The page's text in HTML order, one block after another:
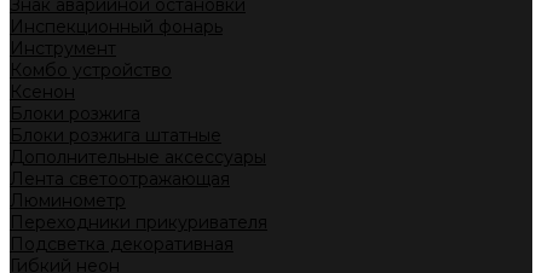
Знак аварийной остановки
Инспекционный фонарь
Инструмент
Комбо устройство
Ксенон
Блоки розжига
Блоки розжига штатные
Дополнительные аксессуары
Лента светоотражающая
Люминометр
Переходники прикуривателя
Подсветка декоративная
Гибкий неон